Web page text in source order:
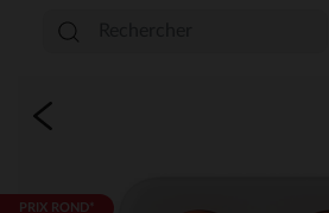
PRIX ROND*